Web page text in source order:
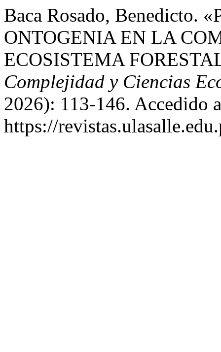
Baca Rosado, Benedicto.
ONTOGENIA EN LA
ECOSISTEMA
Complejidad y Ciencias
2026): 113-146. Accedido
https://